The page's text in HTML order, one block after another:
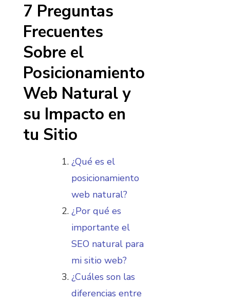
7 Preguntas
Frecuentes
Sobre el
Posicionamiento
Web Natural y
su Impacto en
tu Sitio
¿Qué es el
posicionamiento
web natural?
¿Por qué es
importante el
SEO natural para
mi sitio web?
¿Cuáles son las
diferencias entre